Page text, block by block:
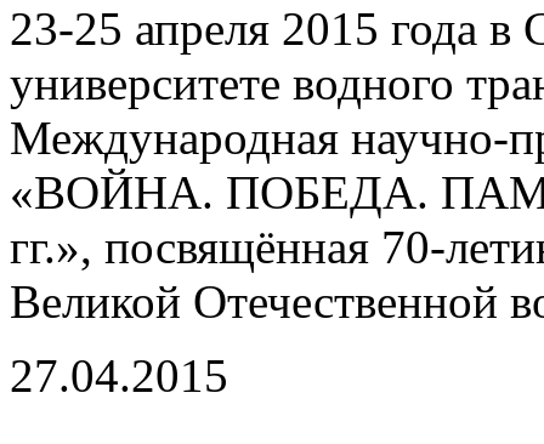
23-25 апреля 2015 года в
университете водного
Международная научно-
«ВОЙНА. ПОБЕДА.
гг.», посвящённая 70-
Великой Отечественной
27.04.2015